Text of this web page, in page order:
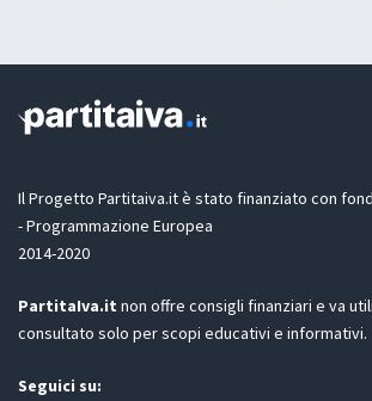
u
n
D
R
*
Il Progetto Partitaiva.it è stato finanziato con
- Programmazione Europea
2014-2020
PartitaIva.it non offre consigli finanziari e va
consultato solo per scopi educativi e informativi.
Seguici su: